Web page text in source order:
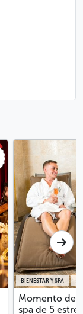
de
BIENESTAR Y SPA
Momento de
spa de 5